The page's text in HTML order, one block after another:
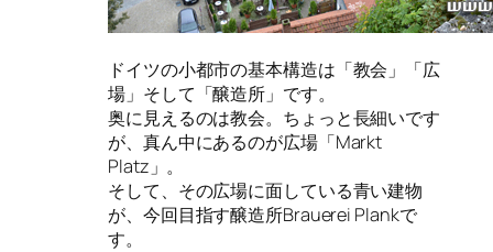
ドイツの小都市の基本構造は「教会」「広
場」そして「醸造所」です。
奥に見えるのは教会。ちょっと長細いです
が、真ん中にあるのが広場「Markt
Platz」。
そして、その広場に面している青い建物
が、今回目指す醸造所Brauerei Plankで
す。